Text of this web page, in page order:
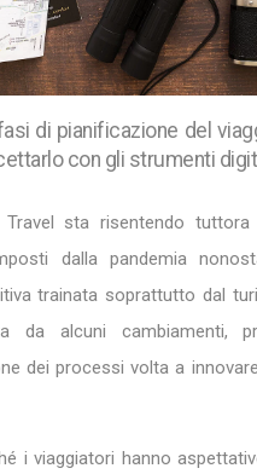
di pianificazione del
con gli strumenti
sta risentendo
dalla pandemia
trainata soprattutto dal
da alcuni cambiamenti,
dei processi volta a
i viaggiatori hanno